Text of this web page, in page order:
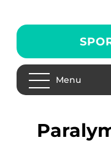
Menu
Paralympics Sverige: